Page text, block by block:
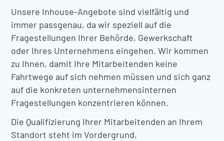
Unsere Inhouse-Angebote sind vielfältig und
immer passgenau, da wir speziell auf die
Fragestellungen Ihrer Behörde, Gewerkschaft
oder Ihres Unternehmens eingehen. Wir kommen
zu Ihnen, damit Ihre Mitarbeitenden keine
Fahrtwege auf sich nehmen müssen und sich ganz
auf die konkreten unternehmensinternen
Fragestellungen konzentrieren können.
Die Qualifizierung Ihrer Mitarbeitenden an Ihrem
Standort steht im Vordergrund,